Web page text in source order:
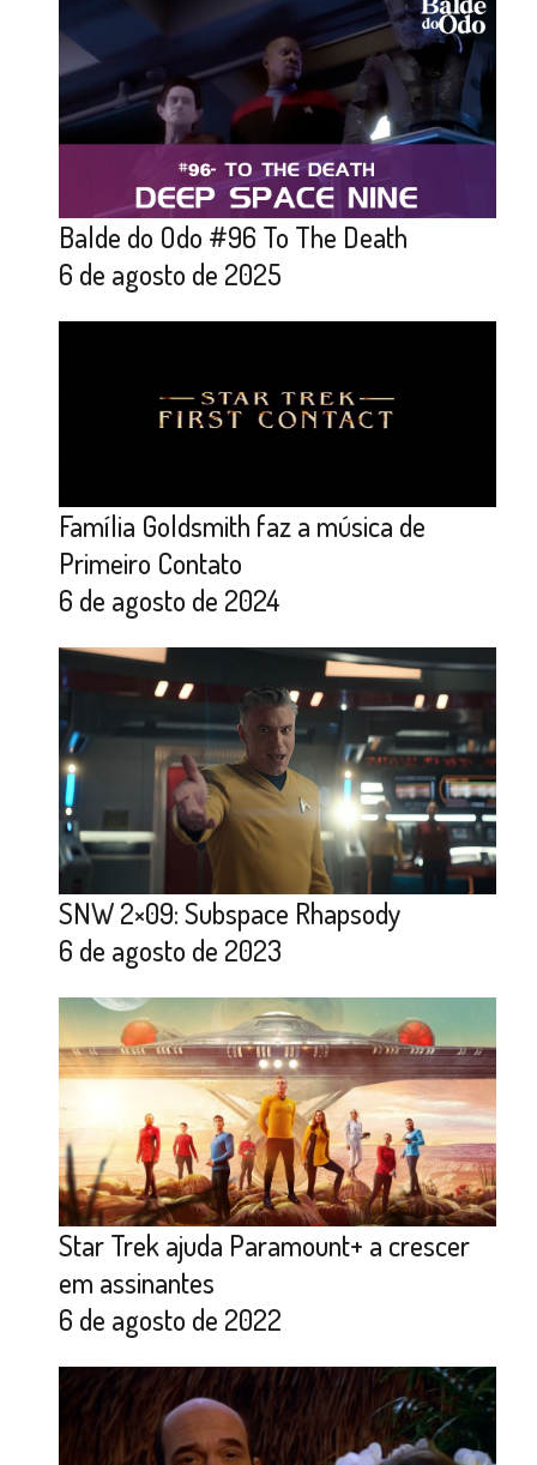
Balde do Odo #96 To The Death
6 de agosto de 2025
Família Goldsmith faz a música de
Primeiro Contato
6 de agosto de 2024
SNW 2×09: Subspace Rhapsody
6 de agosto de 2023
Star Trek ajuda Paramount+ a crescer
em assinantes
6 de agosto de 2022